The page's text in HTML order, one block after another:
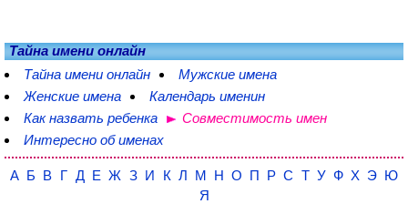
Тайна имени онлайн
Тайна имени онлайн
Мужские имена
Женские имена
Календарь именин
Как назвать ребенка
Совместимость имен
Интересно об именах
А Б В Г Д Е Ж З И К Л М Н О П Р С Т У Ф Х Э Ю
Я